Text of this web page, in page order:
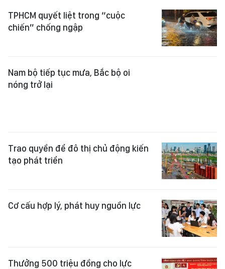
TPHCM quyết liệt trong “cuộc
chiến” chống ngập
Nam bộ tiếp tục mưa, Bắc bộ oi
nóng trở lại
Trao quyền để đô thị chủ động kiến
tạo phát triển
Cơ cấu hợp lý, phát huy nguồn lực
Thưởng 500 triệu đồng cho lực